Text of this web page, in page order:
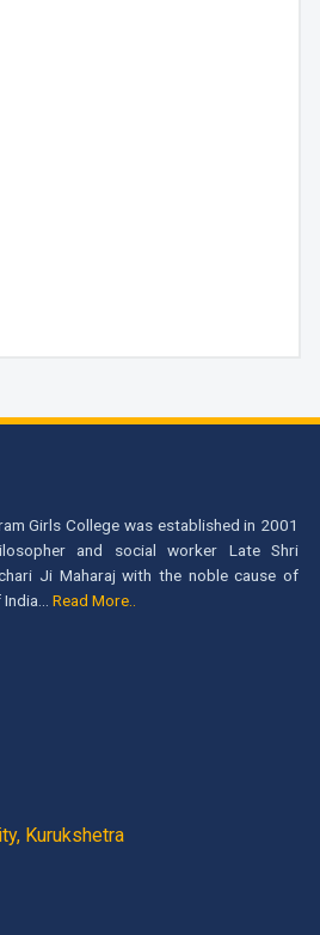
Girls College was established in 2001
and social worker Late Shri
Ji Maharaj with the noble cause of
Read More..
Kurukshetra